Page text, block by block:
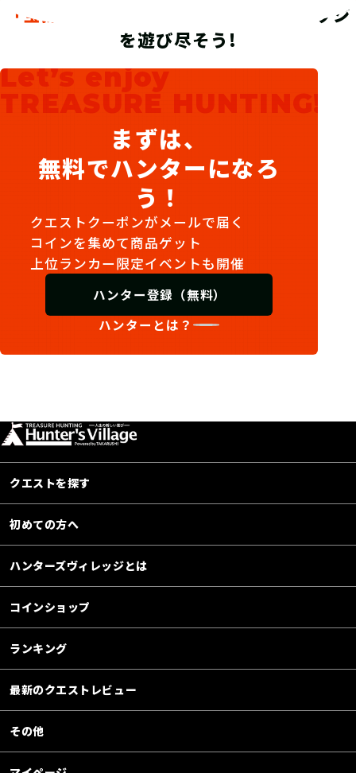
「宝探し」
が集まるハンターズヴィレッジ
を遊び尽そう!
Let’s enjoy
TREASURE HUNTING!
まずは、
無料でハンターになろ
う！
クエストクーポンがメールで届く
コインを集めて商品ゲット
上位ランカー限定イベントも開催
ハンター登録（無料）
ハンターとは？
クエストを探す
初めての方へ
ハンターズヴィレッジとは
コインショップ
ランキング
最新のクエストレビュー
その他